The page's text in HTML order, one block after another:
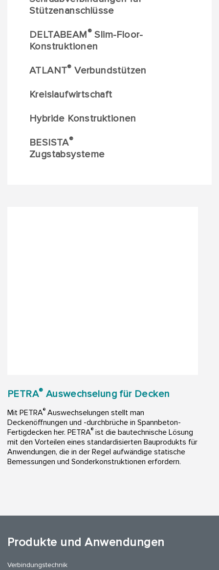
Stützen­anschlüsse
DELTABEAM® Slim-Floor-
Konstruktionen
ATLANT® Verbundstützen
Kreislaufwirtschaft
Hybride Konstruktionen
BESISTA®
Zugstabsysteme
PETRA® Auswechselung für Decken
Mit PETRA® Auswechselungen stellt man
Deckenöffnungen und -durchbrüche in Spannbeton-
Fertigdecken her. PETRA® ist die bautechnische Lösung
mit den Vorteilen eines standardisierten Bauprodukts für
Anwendungen, die in der Regel aufwändige statische
Bemessungen und Sonderkonstruktionen erfordern.
Produkte und Anwendungen
Verbindungstechnik